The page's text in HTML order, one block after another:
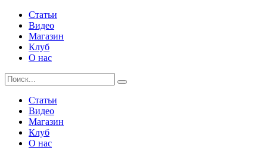
Статьи
Видео
Магазин
Клуб
О нас
Статьи
Видео
Магазин
Клуб
О нас